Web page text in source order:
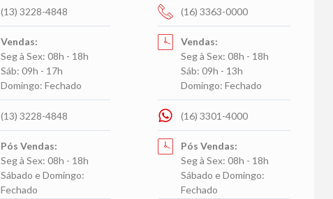
(13) 3228-4848
Vendas:
Seg à Sex: 08h - 18h
Sáb: 09h - 17h
Domingo: Fechado
(13) 3228-4848
Pós Vendas:
Seg à Sex: 08h - 18h
Sábado e Domingo:
Fechado
(16) 3363-0000
Vendas:
Seg à Sex: 08h - 18h
Sáb: 09h - 13h
Domingo: Fechado
(16) 3301-4000
Pós Vendas:
Seg à Sex: 08h - 18h
Sábado e Domingo:
Fechado